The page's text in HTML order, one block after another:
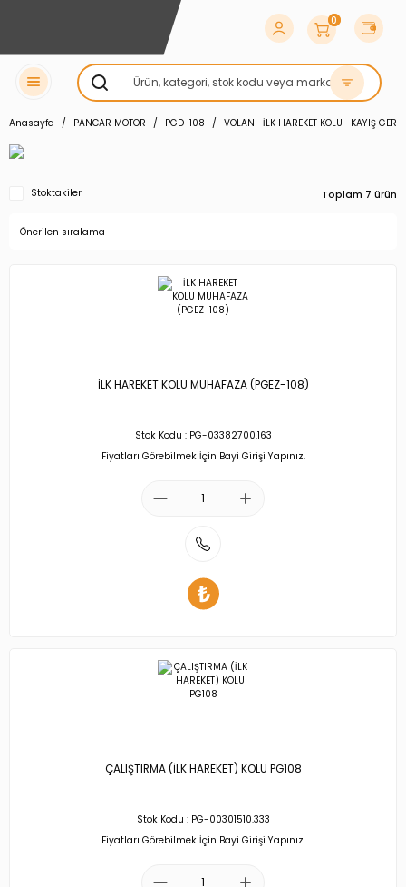
0
Anasayfa PANCAR MOTOR PGD-108 VOLAN- İLK HAREKET KOLU- KAYIŞ
Stoktakiler Toplam 7 ürün
İLK HAREKET KOLU MUHAFAZA (PGEZ-108)
Stok Kodu : PG-03382700.163
Fiyatları Görebilmek İçin Bayi Girişi Yapınız.
ÇALIŞTIRMA (İLK HAREKET) KOLU PG108
Stok Kodu : PG-00301510.333
Fiyatları Görebilmek İçin Bayi Girişi Yapınız.